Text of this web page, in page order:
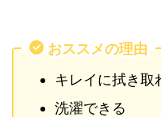
おススメの理由
キレイに拭き取
洗濯できる